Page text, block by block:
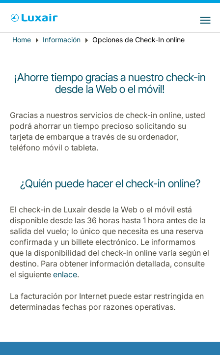
Grupo Luxair
Español
Breadcrumb
Home Información Opciones de Check-In online
¡Ahorre tiempo gracias a nuestro check-in
desde la Web o el móvil!
Gracias a nuestros servicios de check-in online, usted
podrá ahorrar un tiempo precioso solicitando su
tarjeta de embarque a través de su ordenador,
teléfono móvil o tableta.
¿Quién puede hacer el check-in online?
El check-in de Luxair desde la Web o el móvil está
disponible desde las 36 horas hasta 1 hora antes de la
salida del vuelo; lo único que necesita es una reserva
confirmada y un billete electrónico. Le informamos
que la disponibilidad del check-in online varía según el
destino. Para obtener información detallada, consulte
el siguiente enlace.
La facturación por Internet puede estar restringida en
determinadas fechas por razones operativas.